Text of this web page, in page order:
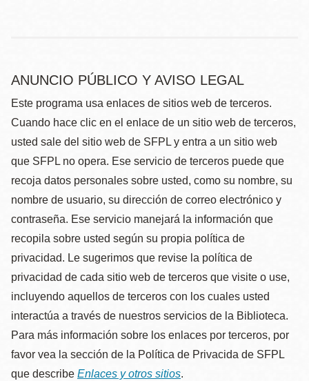
ANUNCIO PÚBLICO Y AVISO LEGAL
Este programa usa enlaces de sitios web de terceros.
Cuando hace clic en el enlace de un sitio web de terceros,
usted sale del sitio web de SFPL y entra a un sitio web
que SFPL no opera. Ese servicio de terceros puede que
recoja datos personales sobre usted, como su nombre, su
nombre de usuario, su dirección de correo electrónico y
contraseña. Ese servicio manejará la información que
recopila sobre usted según su propia política de
privacidad. Le sugerimos que revise la política de
privacidad de cada sitio web de terceros que visite o use,
incluyendo aquellos de terceros con los cuales usted
interactúa a través de nuestros servicios de la Biblioteca.
Para más información sobre los enlaces por terceros, por
favor vea la sección de la Política de Privacida de SFPL
que describe Enlaces y otros sitios.